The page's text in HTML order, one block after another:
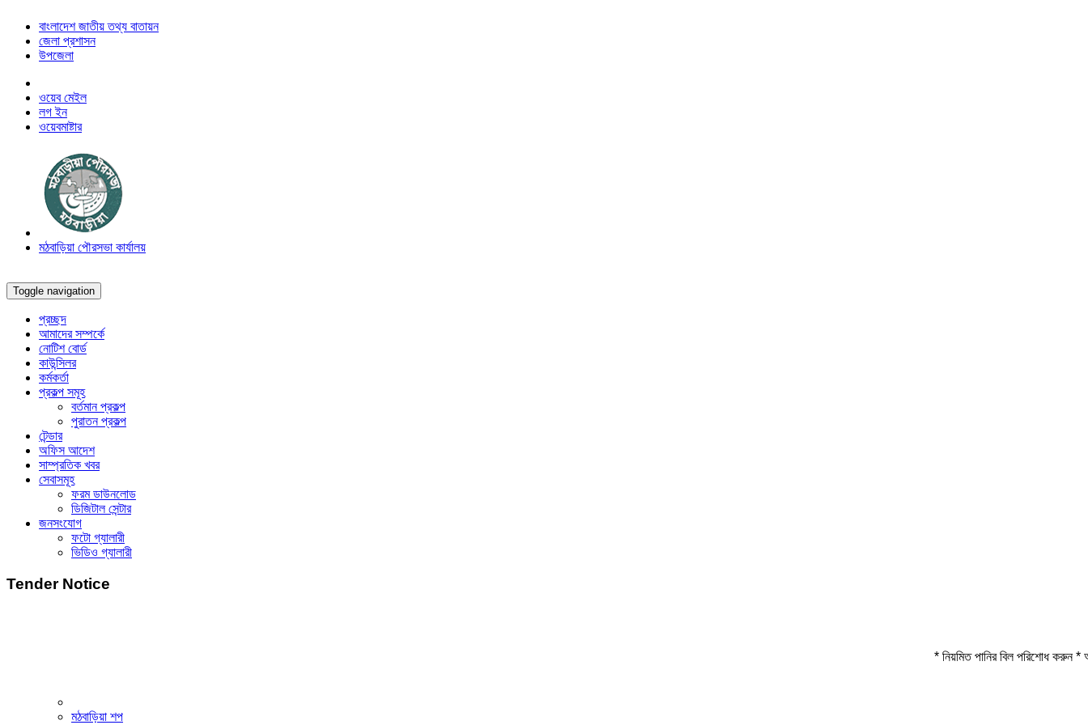
বাংলাদেশ জাতীয় তথ্য বাতায়ন
জেলা প্রশাসন
উপজেলা
ওয়েব মেইল
লগ ইন
ওয়েবমাষ্টার
মঠবাড়িয়া পৌরসভা কার্যালয়
Toggle navigation
প্রচ্ছদ
আমাদের সম্পর্কে
নোটিশ বোর্ড
কাউন্সিলর
কর্মকর্তা
প্রকল্প সমূহ
বর্তমান প্রকল্প
পুরাতন প্রকল্প
টেন্ডার
অফিস আদেশ
সাম্প্রতিক খবর
সেবাসমূহ
ফরম ডাউনলোড
ডিজিটাল সেন্টার
জনসংযোগ
ফটো গ্যালারী
ভিডিও গ্যালারী
Tender Notice
* নিয়মিত পানির বিল পরিশোধ করুন
মঠবাড়িয়া শপ